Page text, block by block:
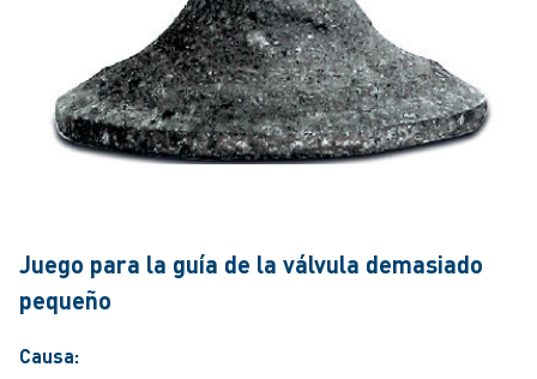
Juego para la guía de la válvula demasiado
pequeño
Causa: